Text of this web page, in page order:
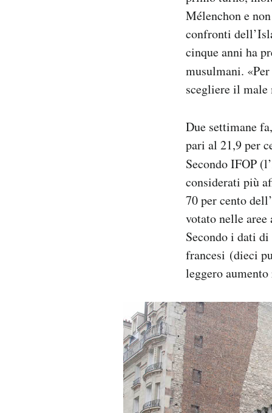
Mélenchon e
confronti
cinque anni ha
musulmani.
scegliere il male
Due settimane
pari al 21,9 per
Secondo IFOP (l’
considerati più
70 per cento
votato nelle
Secondo i dati
francesi (dieci
leggero